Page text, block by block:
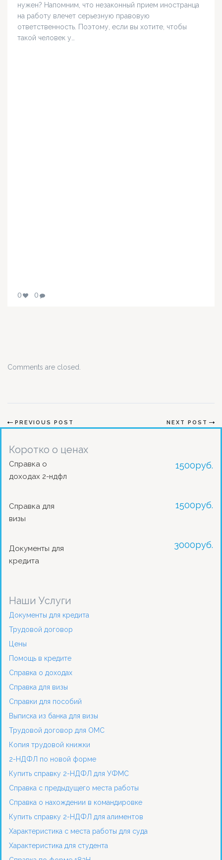
нужен? Напомним, что незаконный прием иностранца
на работу влечет серьезную правовую
ответственность. Поэтому, если вы хотите, чтобы
такой человек у…
0 0
Comments are closed.
PREVIOUS POST NEXT POST
Коротко о ценах
Справка о
доходах 2-ндфл
Справка для
визы
Документы для
кредита
1500руб.
1500руб.
3000руб.
Наши Услуги
Документы для кредита
Трудовой договор
Цены
Помощь в кредите
Справка о доходах
Справка для визы
Справки для пособий
Выписка из банка для визы
Трудовой договор для ОМС
Копия трудовой книжки
2-НДФЛ по новой форме
Купить справку 2-НДФЛ для УФМС
Справка с предыдущего места работы
Справка о нахождении в командировке
Купить справку 2-НДФЛ для алиментов
Характеристика с места работы для суда
Характеристика для студента